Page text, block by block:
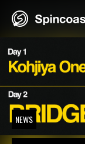
NEWS